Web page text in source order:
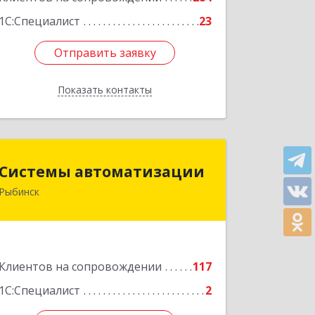
1С:Специалист
23
Отправить заявку
Показать контакты
Отправить заявку
Назад
Системы автоматизации
Рыбинск
Клиентов на сопровождении
117
1С:Специалист
2
152934, Ярославская обл, Рыбинский